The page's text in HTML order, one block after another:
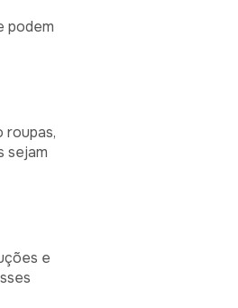
podem
roupas,
sejam
e